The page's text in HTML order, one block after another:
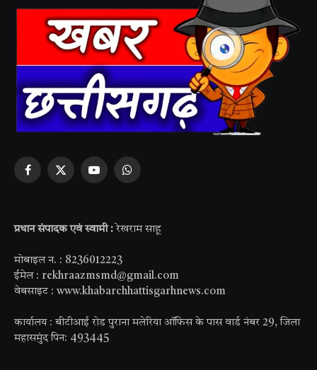
Facebook
X
YouTubeWhatsApp
प्रधान संपादक एवं स्वामी : रेखराम साहू
मोबाइल न. : 8236012223
ईमेल : rekhraazmsmd@gmail.com
वेबसाइट : www.khabarchhattisgarhnews.com
कार्यालय : बीटीआई रोड पुराना मलेरिया ऑफिस के पास वार्ड नंबर 29, जिला
महासमुंद पिन: 493445